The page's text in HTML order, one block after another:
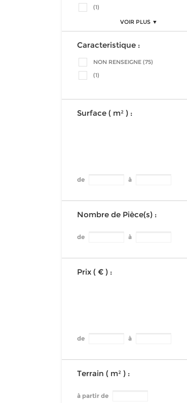
(1)
VOIR PLUS ▼
Caracteristique :
NON RENSEIGNE (75)
(1)
Surface ( m² ) :
de à
Nombre de Pièce(s) :
de à
Prix ( € ) :
de à
Terrain ( m² ) :
à partir de